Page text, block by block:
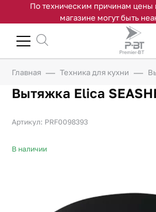
По техническим причинам цены
магазине могут быть
Главная Техника для кухни
Вытяжка Elica
Артикул: PRF0098393
В наличии